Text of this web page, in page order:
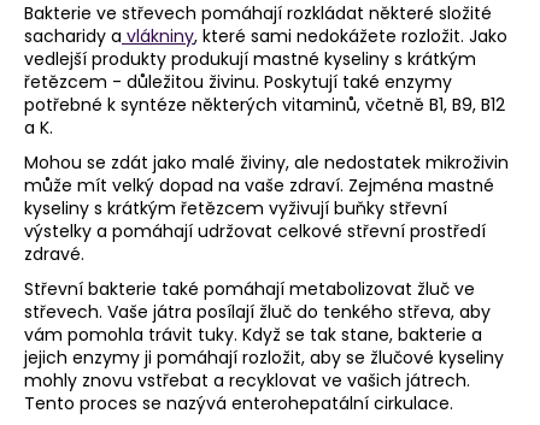
Bakterie ve střevech pomáhají rozkládat některé složité
sacharidy a vlákniny, které sami nedokážete rozložit. Jako
vedlejší produkty produkují mastné kyseliny s krátkým
řetězcem - důležitou živinu. Poskytují také enzymy
potřebné k syntéze některých vitaminů, včetně B1, B9, B12
a K.
Mohou se zdát jako malé živiny, ale nedostatek mikroživin
může mít velký dopad na vaše zdraví. Zejména mastné
kyseliny s krátkým řetězcem vyživují buňky střevní
výstelky a pomáhají udržovat celkové střevní prostředí
zdravé.
Střevní bakterie také pomáhají metabolizovat žluč ve
střevech. Vaše játra posílají žluč do tenkého střeva, aby
vám pomohla trávit tuky. Když se tak stane, bakterie a
jejich enzymy ji pomáhají rozložit, aby se žlučové kyseliny
mohly znovu vstřebat a recyklovat ve vašich játrech.
Tento proces se nazývá enterohepatální cirkulace.